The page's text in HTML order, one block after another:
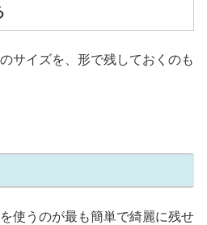
サイズを、形で残しておくのも
使うのが最も簡単で綺麗に残せ